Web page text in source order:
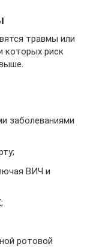
травмы или
которых риск
заболеваниями
ВИЧ и
ротовой